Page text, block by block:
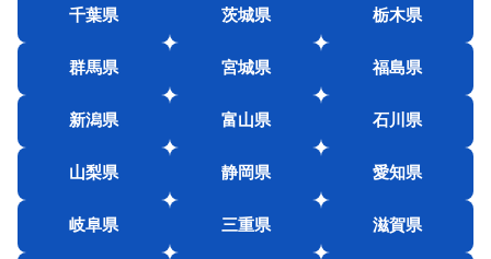
千葉県 茨城県 栃木県
群馬県 宮城県 福島県
新潟県 富山県 石川県
山梨県 静岡県 愛知県
岐阜県 三重県 滋賀県